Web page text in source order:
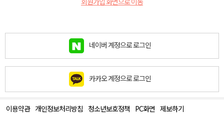
네이버 계정으로 로그인
카카오 계정으로 로그인
이용약관 개인정보처리방침 청소년보호정책 PC화면 제보하기